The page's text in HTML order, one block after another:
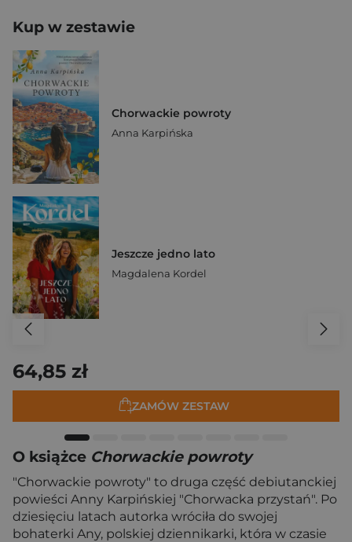
Kup w zestawie
Chorwackie powroty
Anna Karpińska
Jeszcze jedno lato
Magdalena Kordel
64,85 zł
ZAMÓW ZESTAW
O książce Chorwackie powroty
"Chorwackie powroty" to druga część debiutanckiej
powieści Anny Karpińskiej "Chorwacka przystań". Po
dziesięciu latach autorka wróciła do swojej
bohaterki Any, polskiej dziennikarki, która w czasie